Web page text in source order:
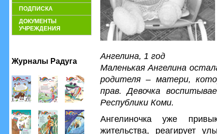
ПОДПИСКА
ДОКУМЕНТЫ
УЧРЕЖДЕНИЯ
Журналы Радуга
Ангелина, 1 год
Маленькая Ангелина
родителя – матери,
прав. Девочка
Республики Коми.
Ангелиночка уже
жительства, реагирует